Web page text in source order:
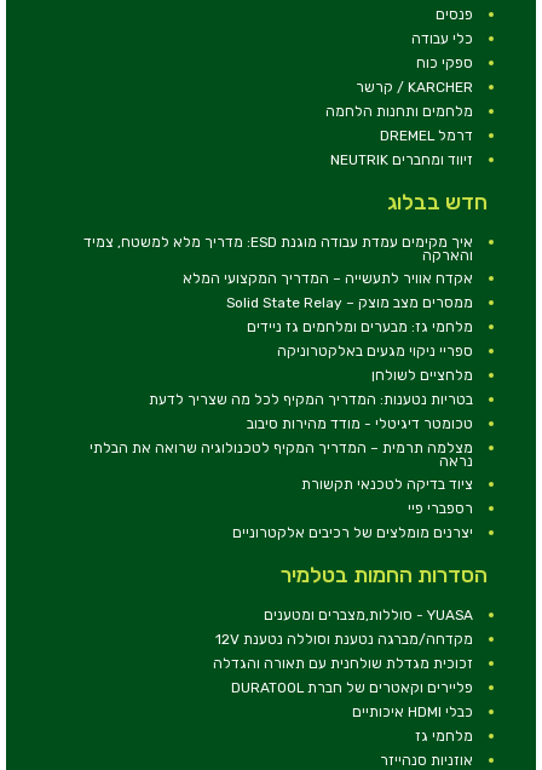
פנסים
כלי עבודה
ספקי כוח
KARCHER / קרשר
מלחמים ותחנות הלחמה
דרמל DREMEL
זיווד ומחברים NEUTRIK
חדש בבלוג
איך מקימים עמדת עבודה מוגנת ESD: מדריך מלא למשטח, צמיד
והארקה
אקדח אוויר לתעשייה – המדריך המקצועי המלא
ממסרים מצב מוצק – Solid State Relay
מלחמי גז: מבערים ומלחמים גז ניידים
ספריי ניקוי מגעים באלקטרוניקה
מלחציים לשולחן
בטריות נטענות: המדריך המקיף לכל מה שצריך לדעת
טכומטר דיגיטלי - מודד מהירות סיבוב
מצלמה תרמית – המדריך המקיף לטכנולוגיה שרואה את הבלתי
נראה
ציוד בדיקה לטכנאי תקשורת
רספברי פיי
יצרנים מומלצים של רכיבים אלקטרוניים
הסדרות החמות בטלמיר
YUASA - סוללות,מצברים ומטענים
מקדחה/מברגה נטענת וסוללה נטענת 12V
זכוכית מגדלת שולחנית עם תאורה והגדלה
פליירים וקאטרים של חברת DURATOOL
כבלי HDMI איכותיים
מלחמי גז
אוזניות סנהייזר